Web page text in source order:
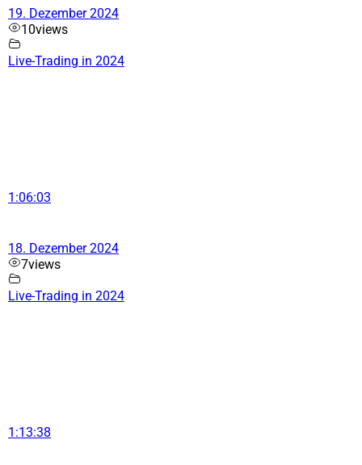
19. Dezember 2024
10views
Live-Trading in 2024
1:06:03
18. Dezember 2024
7views
Live-Trading in 2024
1:13:38